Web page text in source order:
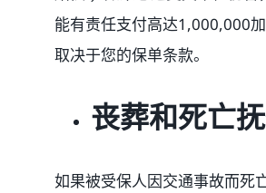
能有责任支付高达1,000,000
取决于您的保单条款。
丧葬和死亡
如果被受保人因交通事故而死